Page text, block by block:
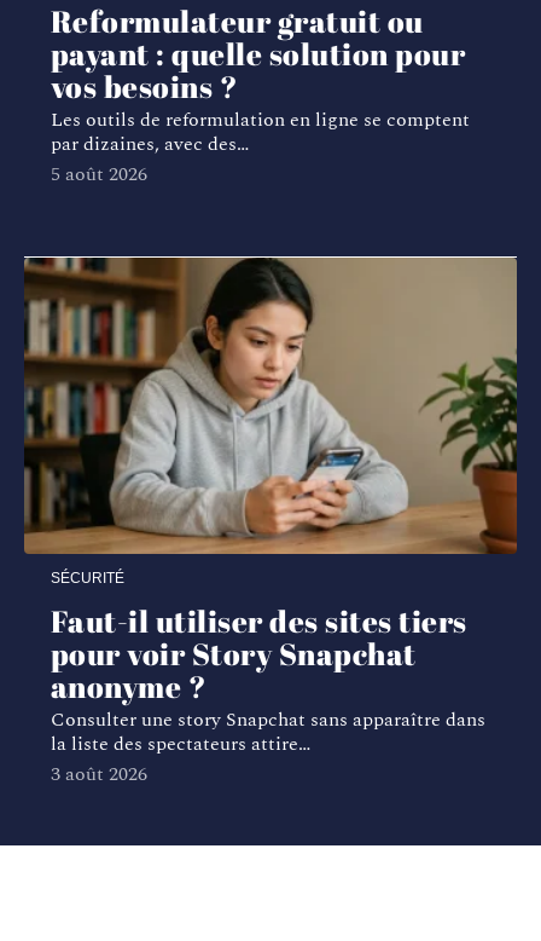
Reformulateur gratuit ou
payant : quelle solution pour
vos besoins ?
Les outils de reformulation en ligne se comptent
par dizaines, avec des…
5 août 2026
SÉCURITÉ
Faut-il utiliser des sites tiers
pour voir Story Snapchat
anonyme ?
Consulter une story Snapchat sans apparaître dans
la liste des spectateurs attire…
3 août 2026